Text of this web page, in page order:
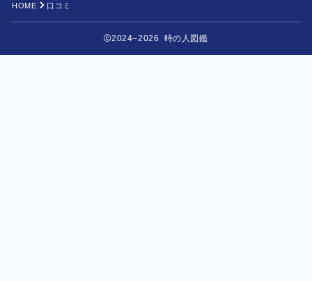
HOME 口コミ
2024–2026 時の人図鑑